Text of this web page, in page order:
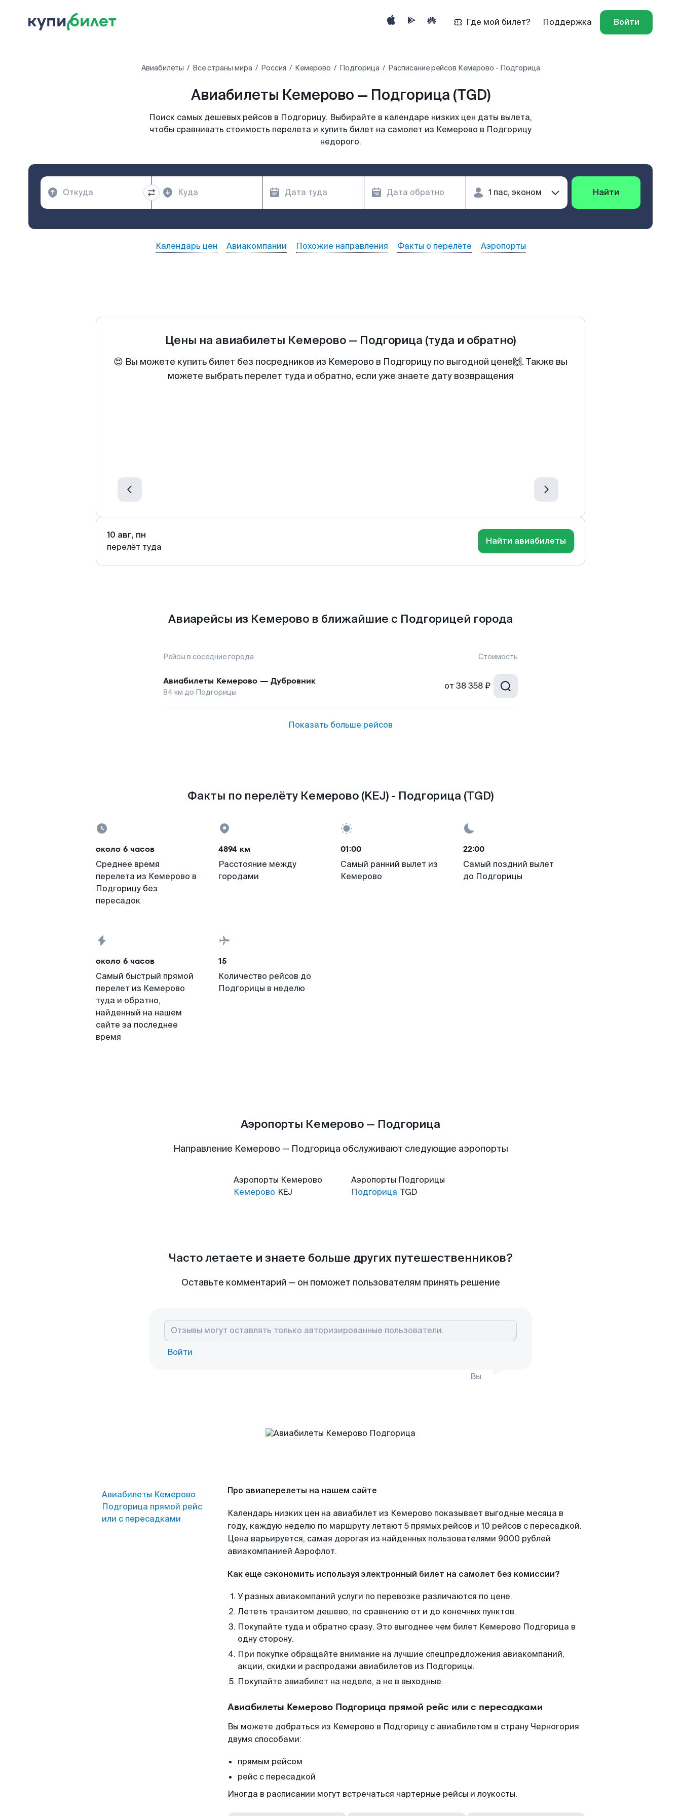
Где мой билет? Поддержка Войти
Авиабилеты Все страны мира Россия Кемерово Подгорица Расписание рейсов Кемерово - Подгорица
Авиабилеты Кемерово — Подгорица (TGD)
Поиск самых дешевых рейсов в Подгорицу. Выбирайте в календаре низких цен даты вылета,
чтобы сравнивать стоимость перелета и купить билет на самолет из Кемерово в Подгорицу
недорого.
Найти
Календарь цен Авиакомпании Похожие направления Факты о перелёте Аэропорты
Цены на авиабилеты Кемерово — Подгорица (туда и обратно)
😍 Вы можете купить билет без посредников из Кемерово в Подгорицу по выгодной цене🙌. Также вы
можете выбрать перелет туда и обратно, если уже знаете дату возвращения
10 авг, пн
перелёт туда
Найти авиабилеты
Авиарейсы из Кемерово в ближайшие с Подгорицей города
Рейсы в соседние города Стоимость
Авиабилеты Кемерово — Дубровник
84 км до Подгорицы
от 38 358 ₽
Показать больше рейсов
Факты по перелёту Кемерово (KEJ) - Подгорица (TGD)
около 6 часов
Среднее время
перелета из Кемерово в
Подгорицу без
пересадок
4894 км
Расстояние между
городами
01:00
Самый ранний вылет из
Кемерово
22:00
Самый поздний вылет
до Подгорицы
около 6 часов
Самый быстрый прямой
перелет из Кемерово
туда и обратно,
найденный на нашем
сайте за последнее
время
15
Количество рейсов до
Подгорицы в неделю
Аэропорты Кемерово — Подгорица
Направление Кемерово — Подгорица обслуживают следующие аэропорты
Аэропорты Кемерово
Кемерово KEJ
Аэропорты Подгорицы
Подгорица TGD
Часто летаете и знаете больше других путешественников?
Оставьте комментарий — он поможет пользователям принять решение
Войти
Вы
Авиабилеты Кемерово
Подгорица прямой рейс
или с пересадками
Про авиаперелеты на нашем сайте
Календарь низких цен на авиабилет из Кемерово показывает выгодные месяца в
году, каждую неделю по маршруту летают 5 прямых рейсов и 10 рейсов с пересадкой.
Цена варьируется, самая дорогая из найденных пользователями 9000 рублей
авиакомпанией Аэрофлот.
Как еще сэкономить используя электронный билет на самолет без комиссии?
У разных авиакомпаний услуги по перевозке различаются по цене.
Лететь транзитом дешево, по сравнению от и до конечных пунктов.
Покупайте туда и обратно сразу. Это выгоднее чем билет Кемерово Подгорица в
одну сторону.
При покупке обращайте внимание на лучшие спецпредложения авиакомпаний,
акции, скидки и распродажи авиабилетов из Подгорицы.
Покупайте авиабилет на неделе, а не в выходные.
Авиабилеты Кемерово Подгорица прямой рейс или с пересадками
Вы можете добраться из Кемерово в Подгорицу с авиабилетом в страну Черногория
двумя способами:
прямым рейсом
рейс с пересадкой
Иногда в расписании могут встречаться чартерные рейсы и лоукосты.